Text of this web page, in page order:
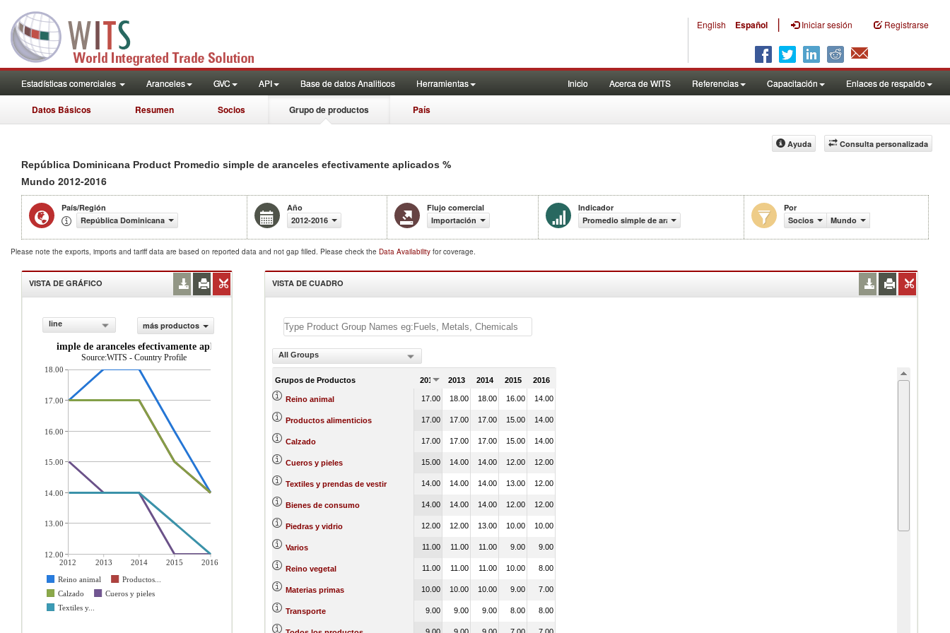
English Español | Iniciar sesión Registrarse
Estadísticas comerciales Aranceles GVC API Base de datos Analiticos Herramientas Inicio Acerca de WITS Referencias Capacitación Enlaces de respaldo
Datos Básicos Resumen Socios Grupo de productos País
Consulta personalizada
Ayuda
República Dominicana Product Promedio simple de aranceles efectivamente aplicados %
Mundo 2012-2016
País/Región
República Dominicana
Año
2012-2016
Flujo comercial
Importación
Indicador
Promedio simple de aranceles efectivamente aplicados (%)
Por
Socios
Mundo
Please note the exports, imports and tariff data are based on reported data and not gap filled. Please check the Data Availability for coverage.
VISTA DE GRÁFICO
line
más productos
Promedio simple de aranceles efectivamente aplicados (%)
Source:WITS - Country Profile
2012 2013 2014 2015
2016
Reino animal
Productos...
Calzado
Cueros y pieles
Textiles y...
18.00
17.00
16.00
15.00
14.00
13.00
12.00
VISTA DE CUADRO
All Groups
Grupos de Productos 2012 2013 2014 2015 2016
Reino animal 17.00 18.00 18.00 16.00 14.00
Productos alimenticios 17.00 17.00 17.00 15.00 14.00
Calzado 17.00 17.00 17.00 15.00 14.00
Cueros y pieles 15.00 14.00 14.00 12.00 12.00
Textiles y prendas de vestir 14.00 14.00 14.00 13.00 12.00
Bienes de consumo 14.00 14.00 14.00 12.00 12.00
Piedras y vidrio 12.00 12.00 13.00 10.00 10.00
Varios 11.00 11.00 11.00 9.00 9.00
Reino vegetal 11.00 11.00 11.00 10.00 8.00
Materias primas 10.00 10.00 10.00 9.00 7.00
Transporte 9.00 9.00 9.00 8.00 8.00
9.00 9.00 9.00 7.00 7.00